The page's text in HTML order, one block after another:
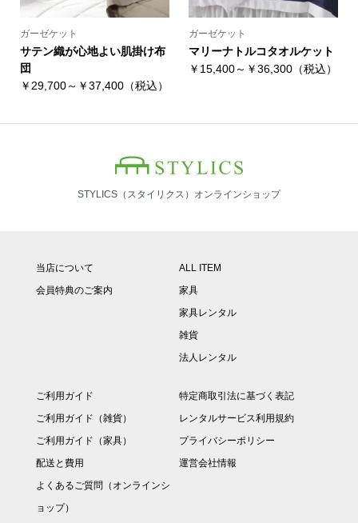
ガーゼケット
サテン織が心地よい肌掛け布
団
￥29,700～￥37,400（税込）
ガーゼケット
マリーナトルコタオルケット
￥15,400～￥36,300（税込）
STYLICS（スタイリクス）オンラインショップ
当店について
会員特典のご案内
ALL ITEM
家具
家具レンタル
雑貨
法人レンタル
ご利用ガイド
ご利用ガイド（雑貨）
ご利用ガイド（家具）
配送と費用
よくあるご質問（オンラインシ
ョップ）
特定商取引法に基づく表記
レンタルサービス利用規約
プライバシーポリシー
運営会社情報